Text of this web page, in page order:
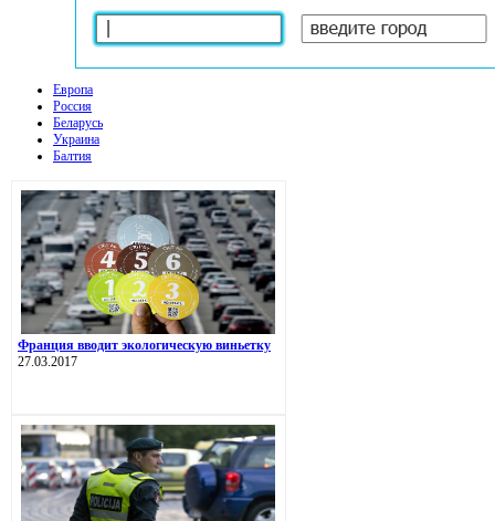
Европа
Россия
Беларусь
Украина
Балтия
Франция вводит экологическую виньетку
27.03.2017